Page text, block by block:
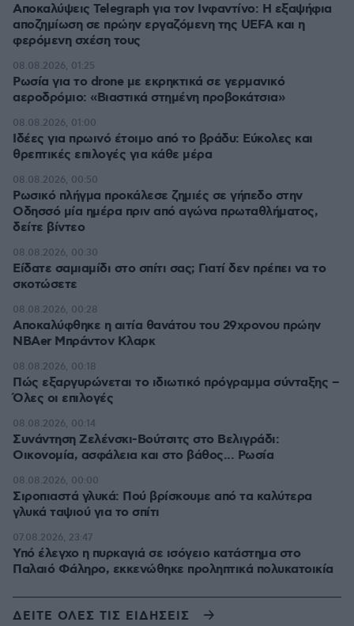
Αποκαλύψεις Telegraph για τον Ινφαντίνο: Η εξαψήφια
αποζημίωση σε πρώην εργαζόμενη της UEFA και η
φερόμενη σχέση τους
Ρωσία για το drone με εκρηκτικά σε γερμανικό
αεροδρόμιο: «Βιαστικά στημένη προβοκάτσια»
08.08.2026, 01:25
Ιδέες για πρωινό έτοιμο από το βράδυ: Εύκολες και
θρεπτικές επιλογές για κάθε μέρα
08.08.2026, 01:00
Ρωσικό πλήγμα προκάλεσε ζημιές σε γήπεδο στην
Οδησσό μία ημέρα πριν από αγώνα πρωταθλήματος,
δείτε βίντεο
08.08.2026, 00:50
Είδατε σαμιαμίδι στο σπίτι σας; Γιατί δεν πρέπει να το
σκοτώσετε
08.08.2026, 00:30
Αποκαλύφθηκε η αιτία θανάτου του 29χρονου πρώην
NBAer Μπράντον Κλαρκ
08.08.2026, 00:28
Πώς εξαργυρώνεται το ιδιωτικό πρόγραμμα σύνταξης –
Όλες οι επιλογές
08.08.2026, 00:18
Συνάντηση Ζελένσκι-Βούτσιτς στο Βελιγράδι:
Οικονομία, ασφάλεια και στο βάθος... Ρωσία
08.08.2026, 00:14
Σιροπιαστά γλυκά: Πού βρίσκουμε από τα καλύτερα
γλυκά ταψιού για το σπίτι
08.08.2026, 00:00
Υπό έλεγχο η πυρκαγιά σε ισόγειο κατάστημα στο
Παλαιό Φάληρο, εκκενώθηκε προληπτικά πολυκατοικία
07.08.2026, 23:47
ΔΕΙΤΕ ΟΛΕΣ ΤΙΣ ΕΙΔΗΣΕΙΣ